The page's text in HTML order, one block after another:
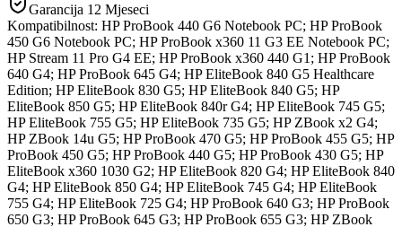
Garancija 12 Mjeseci
Kompatibilnost: HP ProBook 440 G6 Notebook PC; HP ProBook
450 G6 Notebook PC; HP ProBook x360 11 G3 EE Notebook PC;
HP Stream 11 Pro G4 EE; HP ProBook x360 440 G1; HP ProBook
640 G4; HP ProBook 645 G4; HP EliteBook 840 G5 Healthcare
Edition; HP EliteBook 830 G5; HP EliteBook 840 G5; HP
EliteBook 850 G5; HP EliteBook 840r G4; HP EliteBook 745 G5;
HP EliteBook 755 G5; HP EliteBook 735 G5; HP ZBook x2 G4;
HP ZBook 14u G5; HP ProBook 470 G5; HP ProBook 455 G5; HP
ProBook 450 G5; HP ProBook 440 G5; HP ProBook 430 G5; HP
EliteBook x360 1030 G2; HP EliteBook 820 G4; HP EliteBook 840
G4; HP EliteBook 850 G4; HP EliteBook 745 G4; HP EliteBook
755 G4; HP EliteBook 725 G4; HP ProBook 640 G3; HP ProBook
650 G3; HP ProBook 645 G3; HP ProBook 655 G3; HP ZBook